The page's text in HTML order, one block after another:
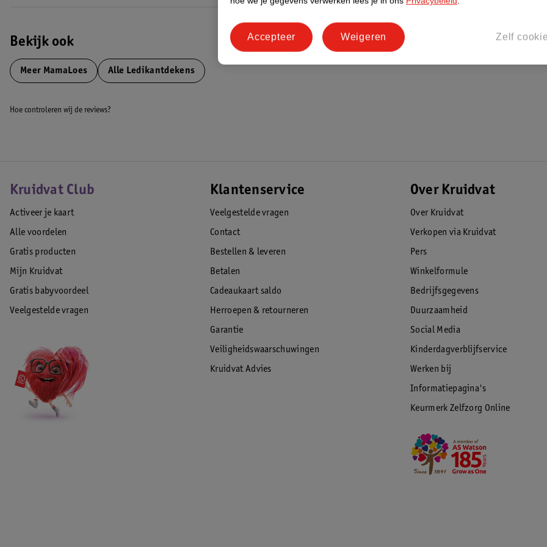
Bekijk ook
Meer MamaLoes Alle Ledikantdekens
Hoe controleren wij de reviews?
Kruidvat Club
Activeer je kaart
Alle voordelen
Gratis producten
Mijn Kruidvat
Gratis babyvoordeel
Veelgestelde vragen
Klantenservice
Veelgestelde vragen
Contact
Bestellen & leveren
Betalen
Cadeaukaart saldo
Herroepen & retourneren
Garantie
Veiligheidswaarschuwingen
Kruidvat Advies
Over Kruidvat
Over Kruidvat
Verkopen via Kruidvat
Pers
Winkelformule
Bedrijfsgegevens
Duurzaamheid
Social Media
Kinderdagverblijfservice
Werken bij
Informatiepagina's
Keurmerk Zelfzorg Online
Zelf
Weigeren
Accepteer